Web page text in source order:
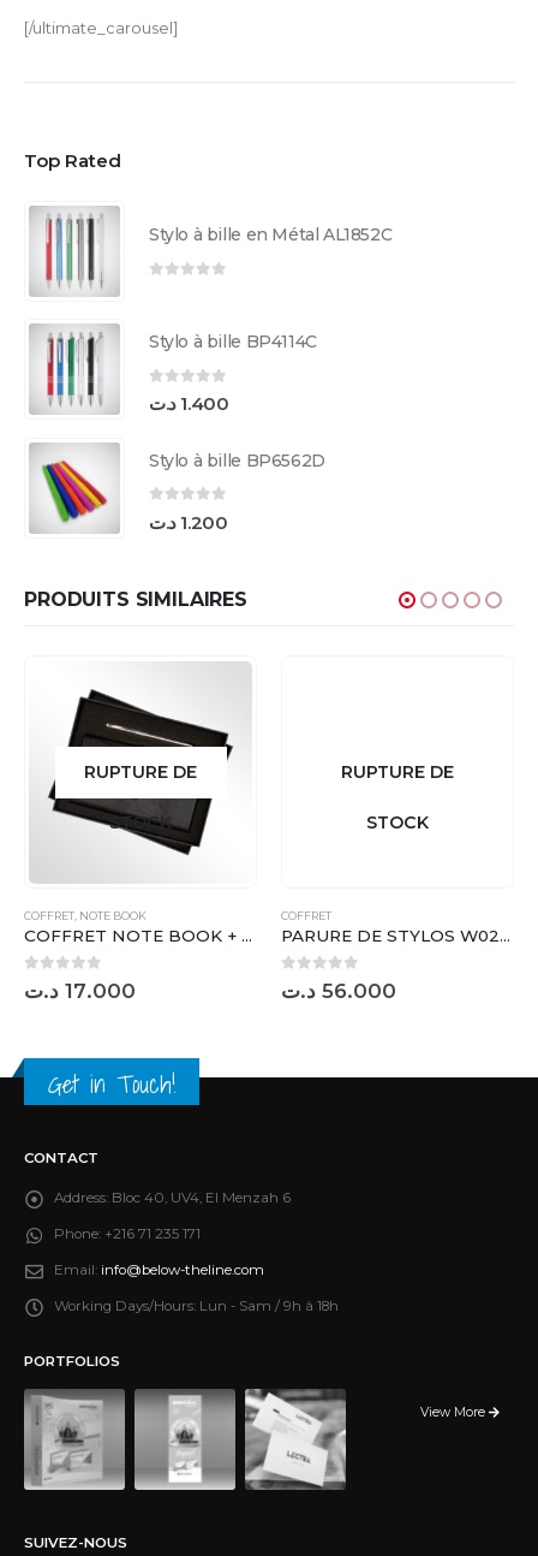
[/ultimate_carousel]
Top Rated
Stylo à bille en Métal AL1852C
Stylo à bille BP4114C
1.400 د.ت
Stylo à bille BP6562D
1.200 د.ت
PRODUITS SIMILAIRES
RUPTURE DE
STOCK
COFFRET NOTE BOOK
COFFRET NOTE BOOK + STYLO ( 03 C ) – K28
sur 517.000 د.ت
RUPTURE DE
STOCK
COFFRET
PARURE DE STYLOS W021R02
sur 556.000 د.ت
Get in Touch!
CONTACT
Address: Bloc 40, UV4, El Menzah 6
Phone: +216 71 235 171
Email: info@below-theline.com
Working Days/Hours: Lun - Sam / 9h à 18h
PORTFOLIOS
View More
SUIVEZ-NOUS